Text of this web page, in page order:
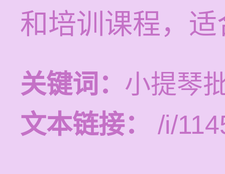
和培训课程，
关键词： 小提琴
文本链接：
/i/